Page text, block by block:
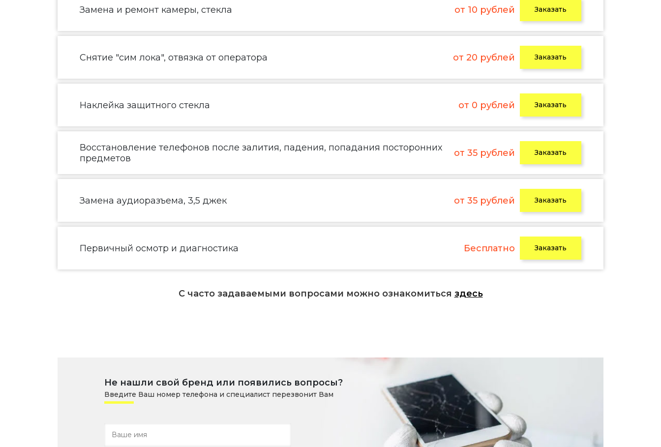
Замена и ремонт камеры, стекла от 10 рублей Заказать
Снятие "сим лока", отвязка от оператора от 20 рублей Заказать
Наклейка защитного стекла от 0 рублей Заказать
Восстановление телефонов после залития, падения, попадания посторонних
предметов
от 35 рублей Заказать
Замена аудиоразъема, 3,5 джек от 35 рублей Заказать
Первичный осмотр и диагностика Бесплатно Заказать
С часто задаваемыми вопросами можно ознакомиться здесь
Не нашли свой бренд или появились вопросы?
Введите Ваш номер телефона и специалист перезвонит Вам